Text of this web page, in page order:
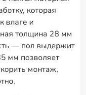
которая
влаге и
толщина 28 мм
— пол выдержит
мм позволяет
монтаж,